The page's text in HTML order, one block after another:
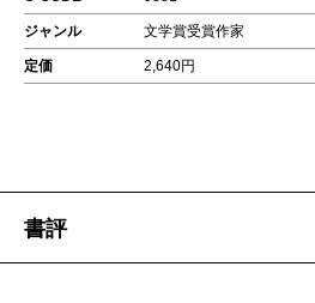
ジャンル 文学賞受賞作家
定価 2,640円
書評